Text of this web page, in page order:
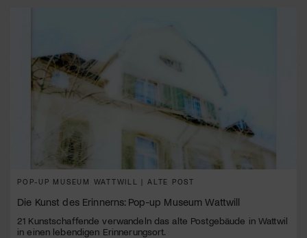
POP-UP MUSEUM WATTWILL | ALTE POST
Die Kunst des Erinnerns: Pop-up Museum Wattwill
21 Kunstschaffende verwandeln das alte Postgebäude in Wattwil
in einen lebendigen Erinnerungsort.